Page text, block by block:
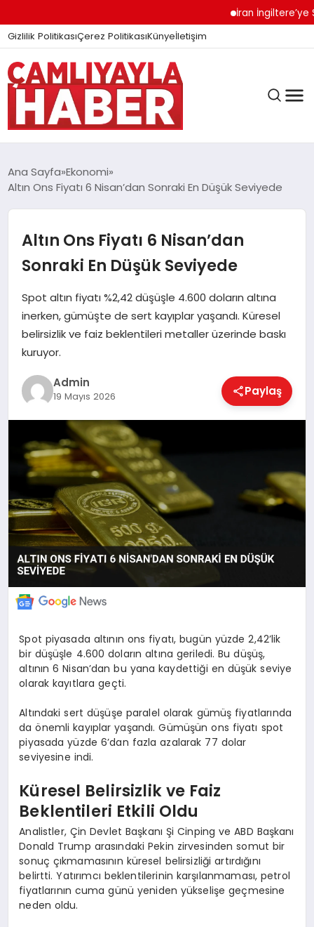
İran İngiltere’ye Sert
Gizlilik PolitikasıÇerez PolitikasıKünyeİletişim
GÜNDEM
DÜNYA
EĞITIM
EKONOMI
SAĞLIK
SPOR
TEKNOLOJI
Ana Sayfa Ekonomi
Altın Ons Fiyatı 6 Nisan’dan Sonraki En Düşük Seviyede
Altın Ons Fiyatı 6 Nisan’dan
Sonraki En Düşük Seviyede
Spot altın fiyatı %2,42 düşüşle 4.600 doların altına
inerken, gümüşte de sert kayıplar yaşandı. Küresel
belirsizlik ve faiz beklentileri metaller üzerinde baskı
kuruyor.
Admin
19 Mayıs 2026 Paylaş
Spot piyasada altının ons fiyatı, bugün yüzde 2,42’lik
bir düşüşle 4.600 doların altına geriledi. Bu düşüş,
altının 6 Nisan’dan bu yana kaydettiği en düşük seviye
olarak kayıtlara geçti.
Altındaki sert düşüşe paralel olarak gümüş fiyatlarında
da önemli kayıplar yaşandı. Gümüşün ons fiyatı spot
piyasada yüzde 6’dan fazla azalarak 77 dolar
seviyesine indi.
Küresel Belirsizlik ve Faiz
Beklentileri Etkili Oldu
Analistler, Çin Devlet Başkanı Şi Cinping ve ABD Başkanı
Donald Trump arasındaki Pekin zirvesinden somut bir
sonuç çıkmamasının küresel belirsizliği artırdığını
belirtti. Yatırımcı beklentilerinin karşılanmaması, petrol
fiyatlarının cuma günü yeniden yükselişe geçmesine
neden oldu.